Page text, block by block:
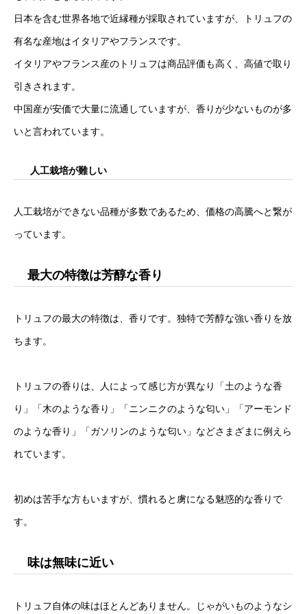
日本を含む世界各地で近縁種が採取されていますが、トリュフの
有名な産地はイタリアやフランスです。
イタリアやフランス産のトリュフは商品評価も高く、高値で取り
引きされます。
中国産が安価で大量に流通していますが、香りが少ないものが多
いと言われています。
人工栽培が難しい
人工栽培ができない品種が多数であるため、価格の高騰へと繋が
っています。
最大の特徴は芳醇な香り
トリュフの最大の特徴は、香りです。独特で芳醇な強い香りを放
ちます。
トリュフの香りは、人によって感じ方が異なり「土のような香
り」「木のような香り」「ニンニクのような匂い」「アーモンド
のような香り」「ガソリンのような匂い」などさまざまに例えら
れています。
初めは苦手な方もいますが、慣れると虜になる魅惑的な香りで
す。
味は無味に近い
トリュフ自体の味はほとんどありません。じゃがいものようなシ